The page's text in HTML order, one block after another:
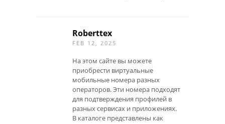
Roberttex
FEB 12, 2025
На этом сайте вы можете
приобрести виртуальные
мобильные номера разных
операторов. Эти номера подходят
для подтверждения профилей в
разных сервисах и приложениях.
В каталоге представлены как